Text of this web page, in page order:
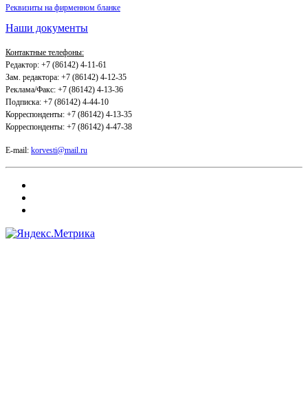
Реквизиты на фирменном бланке
Наши документы
Контактные телефоны:
Редактор: +7 (86142) 4-11-61
Зам. редактора: +7 (86142) 4-12-35
Реклама/Факс: +7 (86142) 4-13-36
Подписка: +7 (86142) 4-44-10
Корреспонденты: +7 (86142) 4-13-35
Корреспонденты: +7 (86142) 4-47-38
E-mail: korvesti@mail.ru